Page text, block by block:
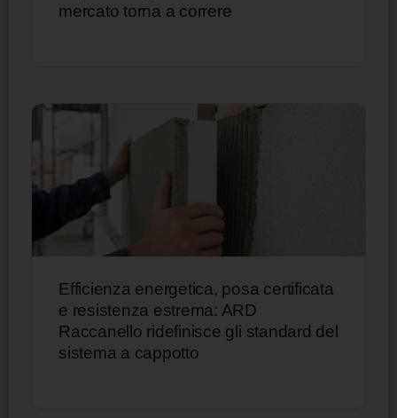
mercato torna a correre
Efficienza energetica, posa certificata
e resistenza estrema: ARD
Raccanello ridefinisce gli standard del
sistema a cappotto